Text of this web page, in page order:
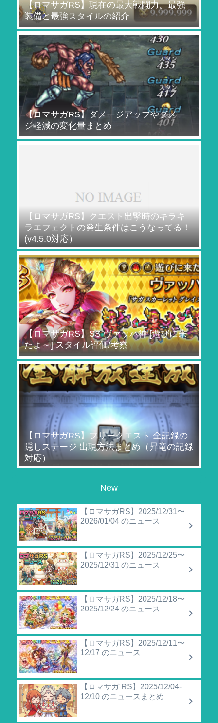
【ロマサガRS】現在の最大戦闘力。最強
装備と最強スタイルの紹介
【ロマサガRS】ダメージアップやダメー
ジ軽減の変化量まとめ
【ロマサガRS】クエスト出撃時のキラキ
ラエフェクトの発生条件はこうなってる！
(v4.5.0対応）
【ロマサガRS】SS ヴァッハ神 [遊びに来
たよ～] スタイル評価/考察
【ロマサガRS】フリークエスト 全記録の
隠しステージ 出現方法まとめ（昇竜の記録
対応）
New
【ロマサガRS】2025/12/31〜
2026/01/04 のニュース
【ロマサガRS】2025/12/25〜
2025/12/31 のニュース
【ロマサガRS】2025/12/18〜
2025/12/24 のニュース
【ロマサガRS】2025/12/11〜
12/17 のニュース
【ロマサガ RS】2025/12/04-
12/10 のニュースまとめ